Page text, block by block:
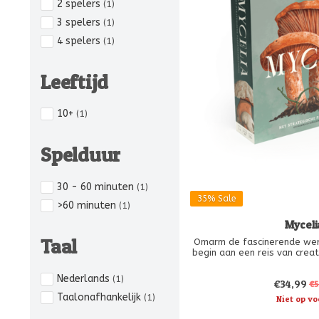
2 spelers (1)
3 spelers (1)
4 spelers (1)
Leeftijd
10+ (1)
Spelduur
30 - 60 minuten (1)
>60 minuten (1)
Taal
Nederlands (1)
Taalonafhankelijk (1)
35% Sale
Omarm de fascinerende
begin aan een reis van
je aan je eigen
dynamische spel strijd je
€34,99
Niet op